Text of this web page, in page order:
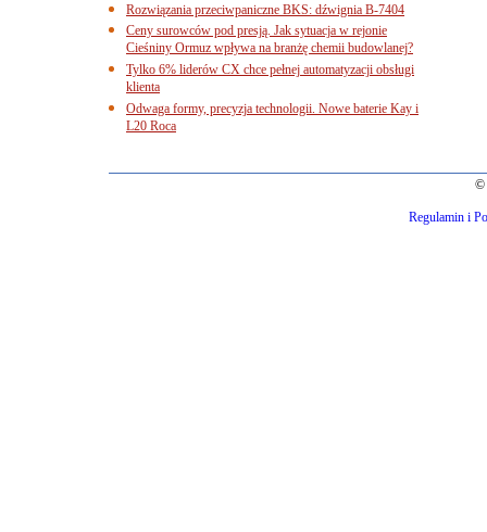
Rozwiązania przeciwpaniczne BKS: dźwignia B-7404
Ceny surowców pod presją. Jak sytuacja w rejonie
Cieśniny Ormuz wpływa na branżę chemii budowlanej?
Tylko 6% liderów CX chce pełnej automatyzacji obsługi
klienta
Odwaga formy, precyzja technologii. Nowe baterie Kay i
L20 Roca
©
Regulamin i